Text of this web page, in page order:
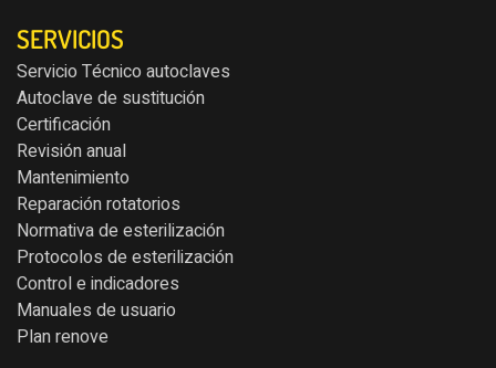
SERVICIOS
Servicio Técnico autoclaves
Autoclave de sustitución
Certificación
Revisión anual
Mantenimiento
Reparación rotatorios
Normativa de esterilización
Protocolos de esterilización
Control e indicadores
Manuales de usuario
Plan renove